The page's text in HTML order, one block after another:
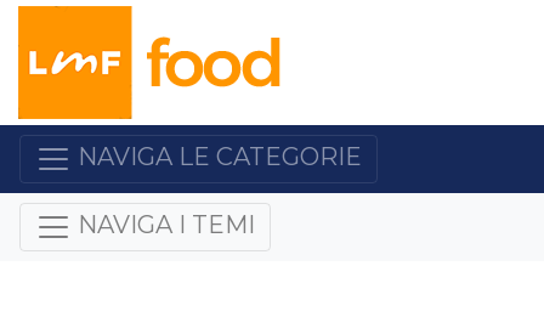
NAVIGA LE CATEGORIE
NAVIGA I TEMI